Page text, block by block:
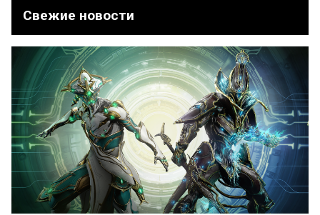
Свежие новости